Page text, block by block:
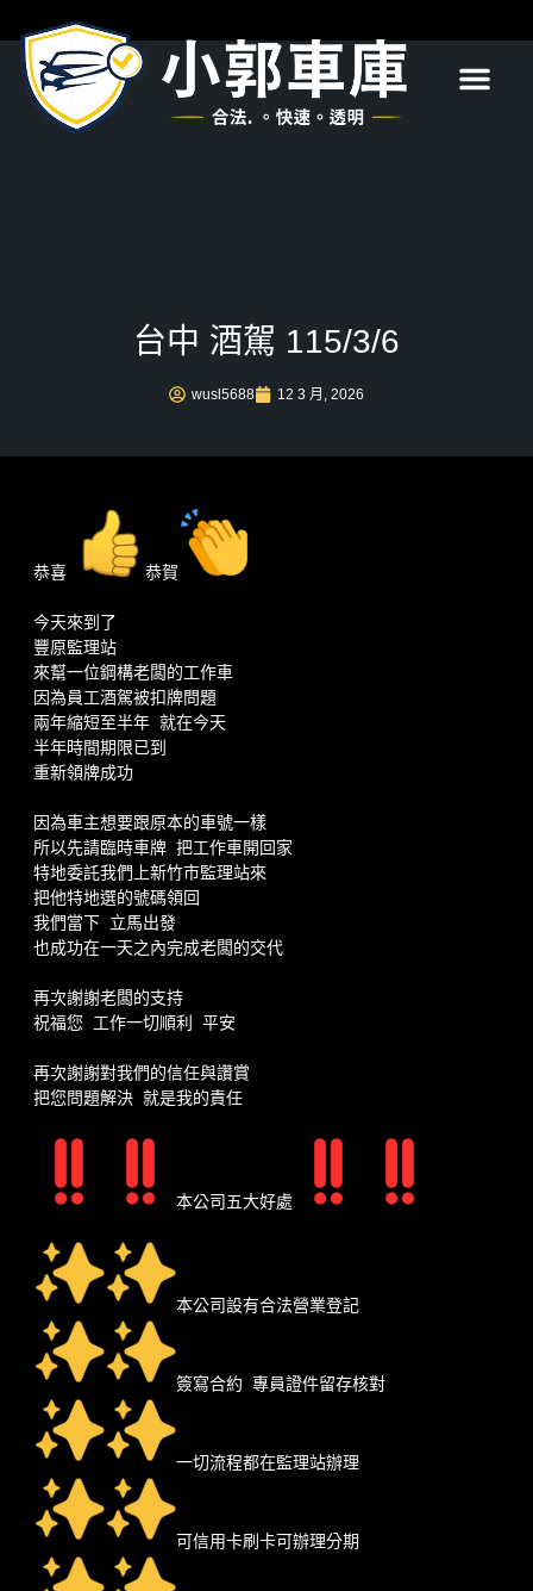
台中 酒駕 115/3/6
wusl5688 12 3 月, 2026
恭喜 恭賀
今天來到了
豐原監理站
來幫一位鋼構老闆的工作車
因為員工酒駕被扣牌問題
兩年縮短至半年 就在今天
半年時間期限已到
重新領牌成功
因為車主想要跟原本的車號一樣
所以先請臨時車牌 把工作車開回家
特地委託我們上新竹市監理站來
把他特地選的號碼領回
我們當下 立馬出發
也成功在一天之內完成老闆的交代
再次謝謝老闆的支持
祝福您 工作一切順利 平安
再次謝謝對我們的信任與讚賞
把您問題解決 就是我的責任
本公司五大好處
本公司設有合法營業登記
簽寫合約 專員證件留存核對
一切流程都在監理站辦理
可信用卡刷卡可辦理分期